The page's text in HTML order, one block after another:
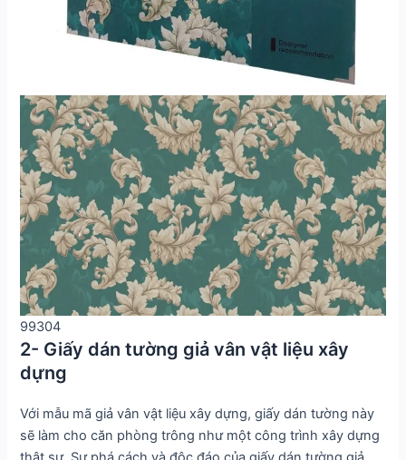
99304
2- Giấy dán tường giả vân vật liệu xây
dựng
Với mẫu mã giả vân vật liệu xây dựng, giấy dán tường này
sẽ làm cho căn phòng trông như một công trình xây dựng